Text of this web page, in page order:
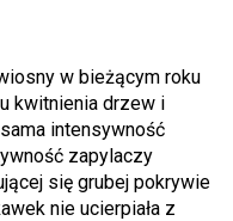
w bieżącym roku
kwitnienia drzew i
intensywność
zapylaczy
się grubej pokrywie
nie ucierpiała z